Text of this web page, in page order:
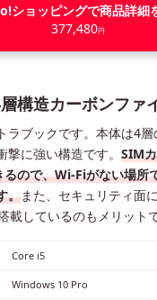
ショッピングで商品詳細
377,480円
構造カーボンファ
ラブックです。本体は4
に強い構造です。 SIM
るので、Wi-Fiがない場所
。また、セキュリティ面
しているのもメリットで
Core i5
Windows 10 Pro